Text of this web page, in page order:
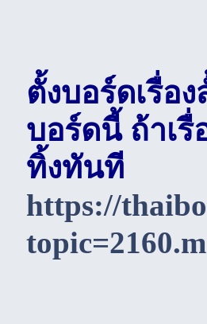
ตั้งบอร์ดเรื่อ
บอร์ดนี้ ถ้าเ
ทิ้งทันที
https://